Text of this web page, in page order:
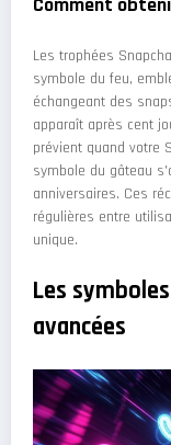
Comment
Les trophées
symbole du feu,
échangeant des
apparaît après cent
prévient quand votre
symbole du gâteau
anniversaires. Ces
régulières entre
unique.
Les
avancées